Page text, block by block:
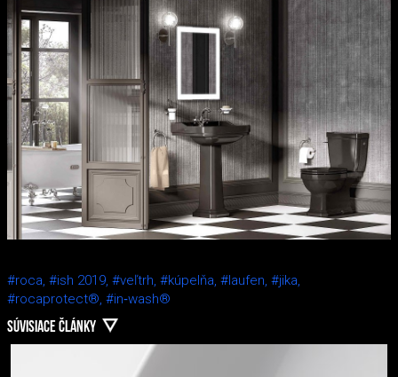
#roca, #ish 2019, #veľtrh, #kúpelňa, #laufen, #jika,
#rocaprotect®, #in‑wash®
SÚVISIACE ČLÁNKY